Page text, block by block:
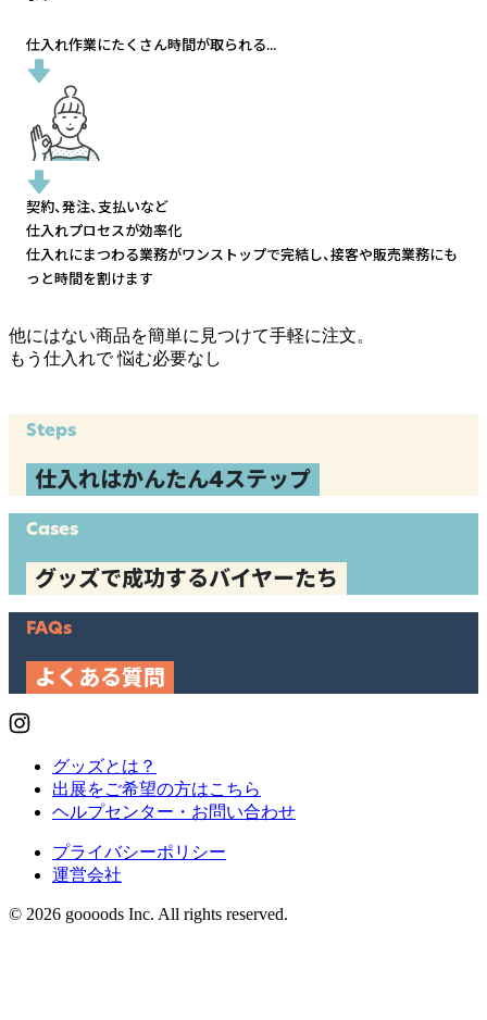
仕入れ作業にたくさん時間が取られる...
契約、発注、支払いなど
仕入れプロセスが効率化
仕入れにまつわる業務がワンストップで完結し、接客や販売業務にも
っと時間を割けます
他にはない商品を簡単に見つけて手軽に注文。
もう仕入れで悩む必要なし
Steps
仕入れはかんたん4ステップ
Cases
グッズで成功するバイヤーたち
FAQs
よくある質問
グッズとは？
出展をご希望の方はこちら
ヘルプセンター・お問い合わせ
プライバシーポリシー
運営会社
© 2026 goooods Inc. All rights reserved.